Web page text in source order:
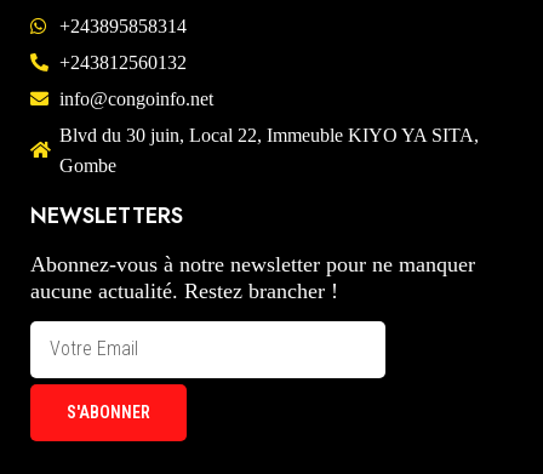
+243895858314
+243812560132
info@congoinfo.net
Blvd du 30 juin, Local 22, Immeuble KIYO YA SITA,
Gombe
NEWSLETTERS
Abonnez-vous à notre newsletter pour ne manquer
aucune actualité. Restez brancher !
S'ABONNER